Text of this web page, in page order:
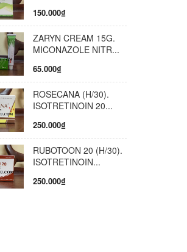
150.000₫
ZARYN CREAM 15G.
MICONAZOLE NITR...
65.000₫
ROSECANA (H/30).
ISOTRETINOIN 20...
250.000₫
RUBOTOON 20 (H/30).
ISOTRETINOIN...
250.000₫